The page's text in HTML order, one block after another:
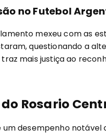
no Futebol
mexeu com as
questionando a
mais justiça ao
Rosario
um desempenho